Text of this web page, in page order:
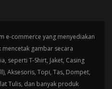
e-commerce yang menyediakan
gambar secara
seperti T-Shirt, Jaket, Casing
Aksesoris, Topi, Tas, Dompet,
Tulis, dan banyak produk